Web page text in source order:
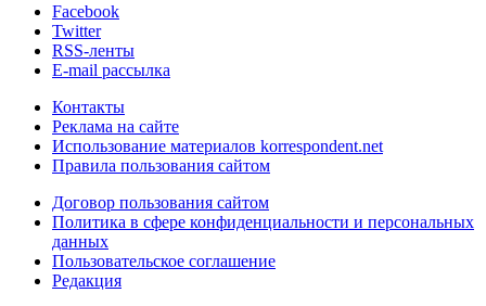
Facebook
Twitter
RSS-ленты
E-mail рассылка
Контакты
Реклама на сайте
Использование материалов korrespondent.net
Правила пользования сайтом
Договор пользования сайтом
Политика в сфере конфиденциальности и персональных
данных
Пользовательское соглашение
Редакция